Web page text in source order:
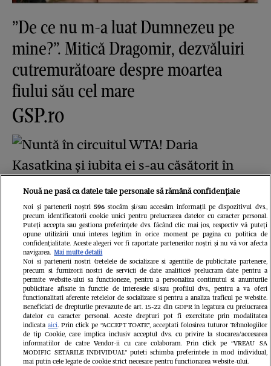
”De ce nu m-a luat Dumnezeu pe
mine?”. Mitică Dragomir, dezvăluiri
cutremurătoare despre moartea
fiului său cel mare
GSP.ro
Nuntă în circuitul WTA! Daria
Kasatkina și iubita ei s-au căsătorit în
Grecia, dar petrecerea nu a fost
lipsită de controverse
Redactia.ro
Nouă ne pasă ca datele tale personale să rămână confidențiale
Noi și partenerii noștri 596stocăm și/sau accesăm informații pe dispozitivul dvs.,
precum identificatorii cookie unici pentru prelucrarea datelor cu caracter personal.
Puteți accepta sau gestiona preferințele dvs. făcând clic mai jos, respectiv vă puteți
opune utilizării unui interes legitim în orice moment pe pagina cu politica de
confidențialitate. Aceste alegeri vor fi raportate partenerilor noștri și nu vă vor afecta
navigarea. Mai multe detalii
Noi si partenerii nostri (retelele de socializare si agentiile de publicitate partenere,
precum si furnizorii nostri de servicii de date analitice) prelucram date pentru a
permite website-ului sa functioneze, pentru a personaliza continutul si anunturile
publicitare afisate in functie de interesele si/sau profilul dvs., pentru a va oferi
functionalitati aferente retelelor de socializare si pentru a analiza traficul pe website.
Beneficiati de drepturile prevazute de art. 15-22 din GDPR in legatura cu prelucrarea
datelor cu caracter personal. Aceste drepturi pot fi exercitate prin modalitatea
indicataaici. Prin click pe “ACCEPT TOATE”, acceptati folosirea tuturor Tehnologiilor
de tip Cookie, care implica inclusiv acceptul dvs. cu privire la stocarea/accesarea
informatiilor de catre Vendor-ii cu care colaboram. Prin click pe “VREAU SA
MODIFIC SETARILE INDIVIDUAL” puteti schimba preferintele in mod individual,
mai putin cele legate de cookie strict necesare pentru functionarea website-ului.